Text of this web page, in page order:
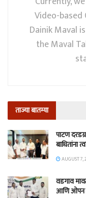
Video-based
Dainik Maval
the Maval
ताज्या बातम्या
पाटण
बाधितांना
AUGUST 7,
वडगाव
आणि ओपन